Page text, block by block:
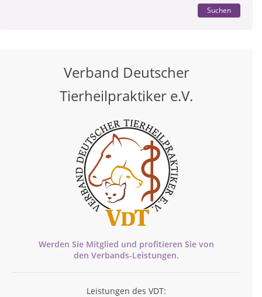
Suchen
Verband Deutscher
Tierheilpraktiker e.V.
Werden Sie Mitglied und profitieren Sie von
den Verbands-Leistungen.
Leistungen des VDT: